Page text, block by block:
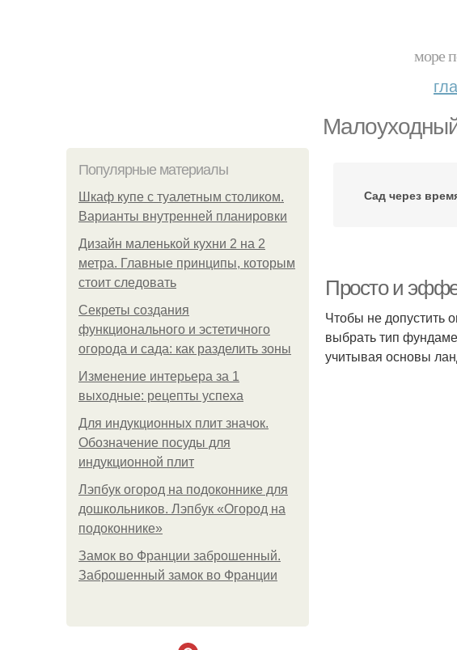
море
Популярные материалы
Шкаф купе с туалетным столиком.
Варианты внутренней планировки
Дизайн маленькой кухни 2 на 2
метра. Главные принципы, которым
стоит следовать
Секреты создания
функционального и эстетичного
огорода и сада: как разделить зоны
Изменение интерьера за 1
выходные: рецепты успеха
Для индукционных плит значок.
Обозначение посуды для
индукционной плит
Лэпбук огород на подоконнике для
дошкольников. Лэпбук «Огород на
подоконнике»
Замок во Франции заброшенный.
Заброшенный замок во Франции
Сад через
Просто и
Чтобы не допустить
выбрать тип
учитывая основы